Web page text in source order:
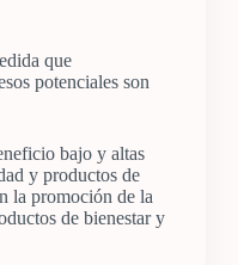
que
potenciales son
bajo y altas
y productos de
la promoción de la
de bienestar y